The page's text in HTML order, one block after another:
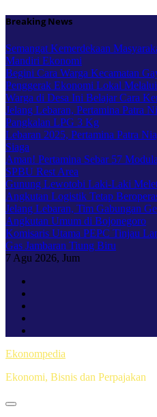
Skip
content
Breaking News
Semangat Kemerdekaan
Mandiri Ekonomi
Begini Cara Warga Kecamatan
Penggerak Ekonomi Lokal
Warga di Desa Ini Belajar Cara
Jelang Lebaran, Pertamina Patra
Pangkalan LPG 3 Kg
Lebaran 2025, Pertamina Patra
Siaga
Aman! Pertamina Sebar 57
SPBU Rest Area
Gunung Lewotobi Laki-Laki
Angkutan Logistik Tetap
Jelang Lebaran, Tim Gabungan
Angkutan Umum di Bojonegoro
Komisaris Utama PEPC Tinjau
Gas Jambaran Tiung Biru
7 Agu 2026, Jum
Ekonompedia
Ekonomi, Bisnis dan Perpajakan